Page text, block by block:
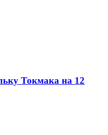
Токмака на 12